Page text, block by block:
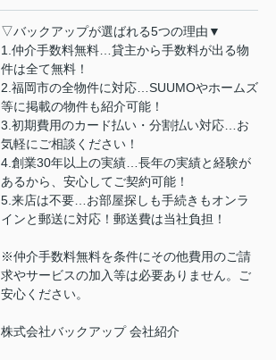
▽バックアップが選ばれる5つの理由▼
1.仲介手数料無料…貸主から手数料が出る物
件は全て無料！
2.福岡市の全物件に対応…SUUMOやホームズ
等に掲載の物件も紹介可能！
3.初期費用のカード払い・分割払い対応…お
気軽にご相談ください！
4.創業30年以上の実績…長年の実績と経験が
あるから、安心してご契約可能！
5.来店は不要…お部屋探しも手続きもオンラ
インと郵送に対応！郵送費は当社負担！
※仲介手数料無料を条件にその他費用のご請
求やサービスの加入等は必要ありません。ご
安心ください。
株式会社バックアップ 会社紹介